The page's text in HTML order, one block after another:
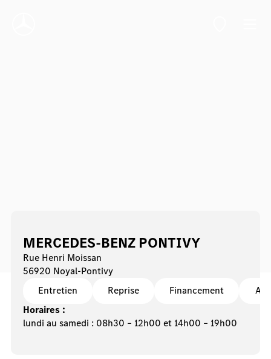
MERCEDES-BENZ PONTIVY
Rue Henri Moissan
56920 Noyal-Pontivy
Entretien
Reprise Financement
Horaires :
lundi au samedi : 08h30 – 12h00 et 14h00 – 19h00